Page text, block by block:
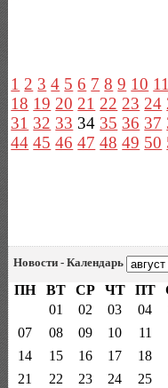
1 2 3 4 5 6 7 8 9 10 11
18 19 20 21 22 23 24
31 32 33 34 35 36 37
44 45 46 47 48 49 50
Новости - Календарь
ПН ВТ СР ЧТ ПТ
01
02 03 04
07
08 09 10 11
14
15 16 17 18
21
22 23 24 25